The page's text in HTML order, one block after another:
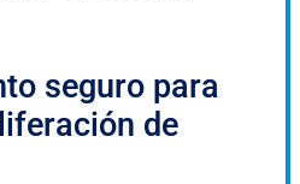
seguro para
de